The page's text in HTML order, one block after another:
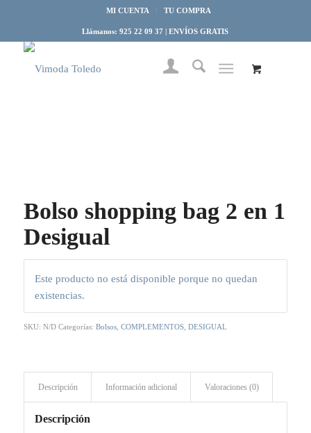
MI CUENTA TU COMPRA
Llámanos: 925 22 09 37 | ENVÍOS GRATIS
Bolso shopping bag 2 en 1
Desigual
Este producto no está disponible porque no quedan
existencias.
SKU: N/D Categorías: Bolsos, COMPLEMENTOS, DESIGUAL
Descripción Información adicional Valoraciones (0)
Descripción